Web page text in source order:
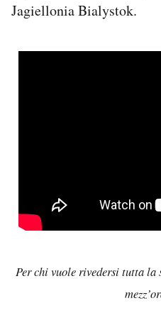
Jagiellonia Bialystok.
Per chi vuole rivedersi tutta la